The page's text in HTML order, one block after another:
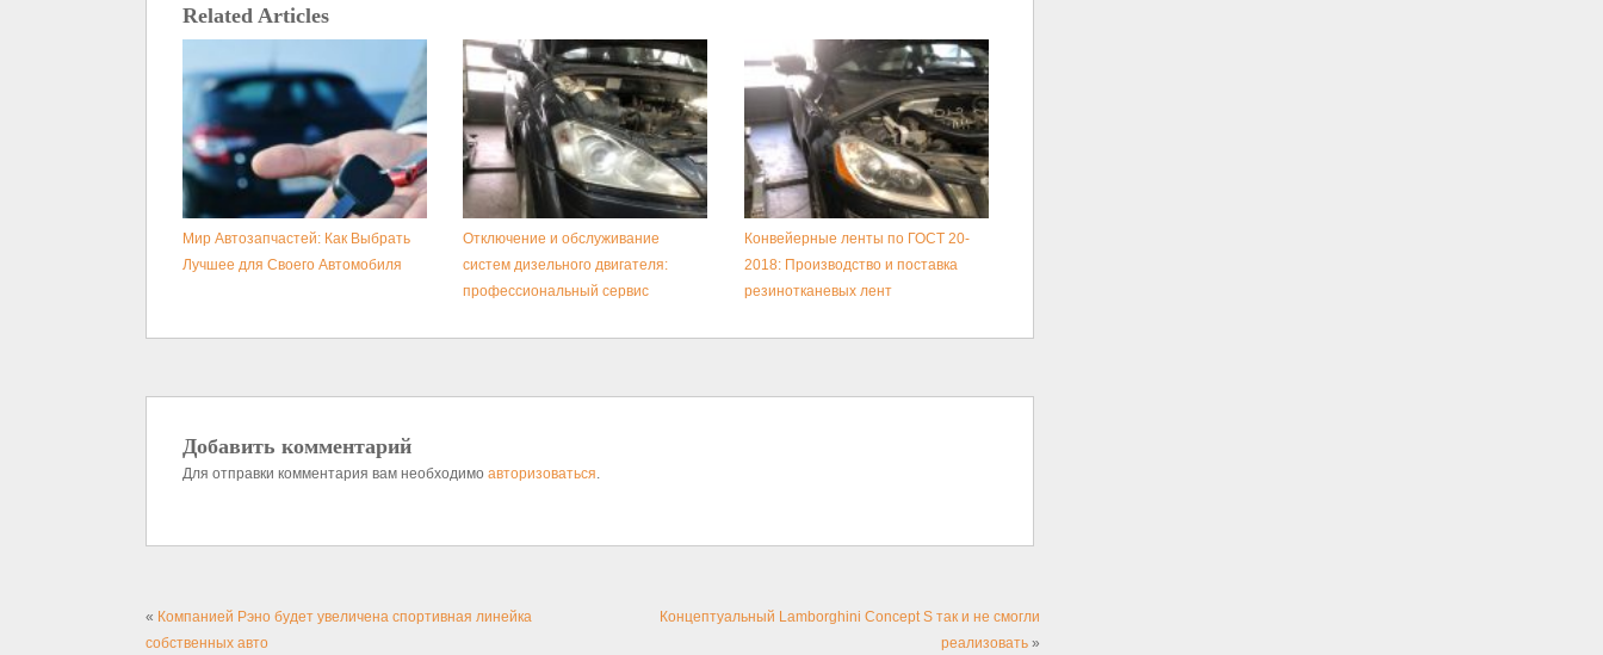
Related Articles
Мир Автозапчастей: Как Выбрать
Лучшее для Своего Автомобиля
Отключение и обслуживание
систем дизельного двигателя:
профессиональный сервис
Конвейерные ленты по ГОСТ 20-
2018: Производство и поставка
резинотканевых лент
Добавить комментарий
Для отправки комментария вам необходимо авторизоваться
« Компанией Рэно будет увеличена спортивная линейка
собственных авто
Концептуальный Lamborghini Concept S так и не смогли
реализовать »